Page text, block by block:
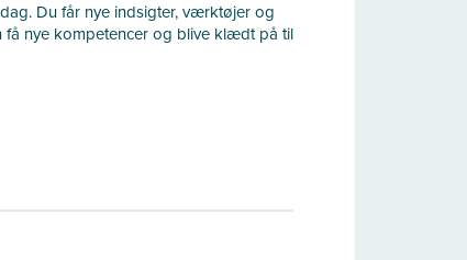
Du får nye indsigter, værktøjer og
få nye kompetencer og blive klædt på til